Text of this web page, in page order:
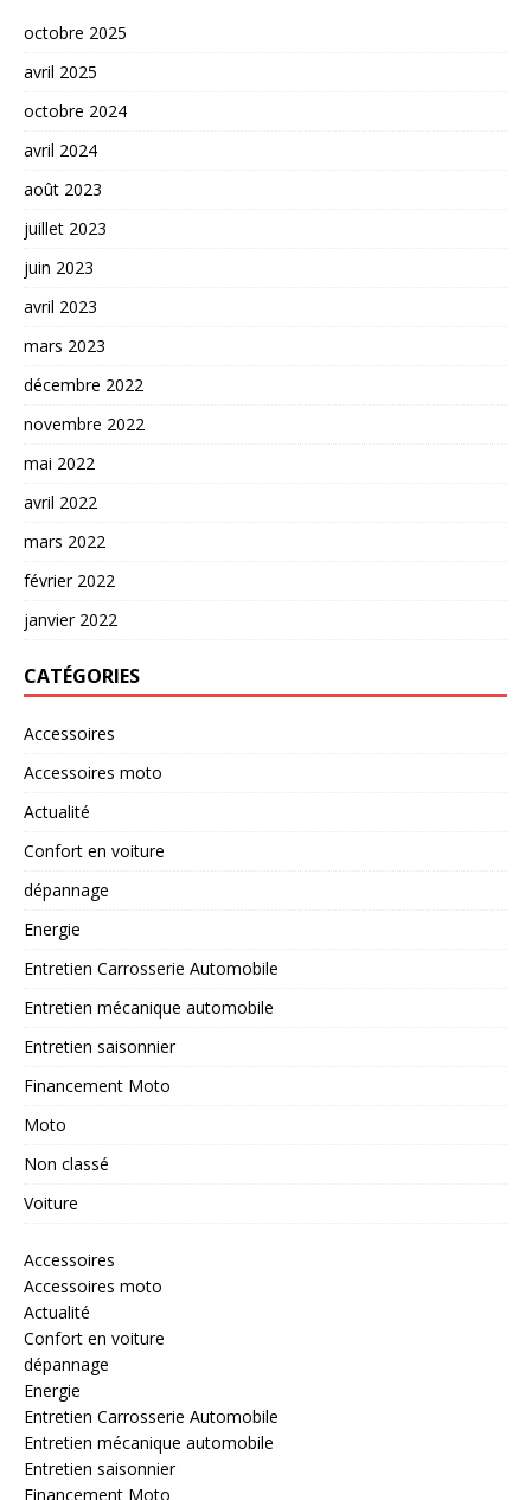
octobre 2025
avril 2025
octobre 2024
avril 2024
août 2023
juillet 2023
juin 2023
avril 2023
mars 2023
décembre 2022
novembre 2022
mai 2022
avril 2022
mars 2022
février 2022
janvier 2022
CATÉGORIES
Accessoires
Accessoires moto
Actualité
Confort en voiture
dépannage
Energie
Entretien Carrosserie Automobile
Entretien mécanique automobile
Entretien saisonnier
Financement Moto
Moto
Non classé
Voiture
Accessoires
Accessoires moto
Actualité
Confort en voiture
dépannage
Energie
Entretien Carrosserie Automobile
Entretien mécanique automobile
Entretien saisonnier
Financement Moto